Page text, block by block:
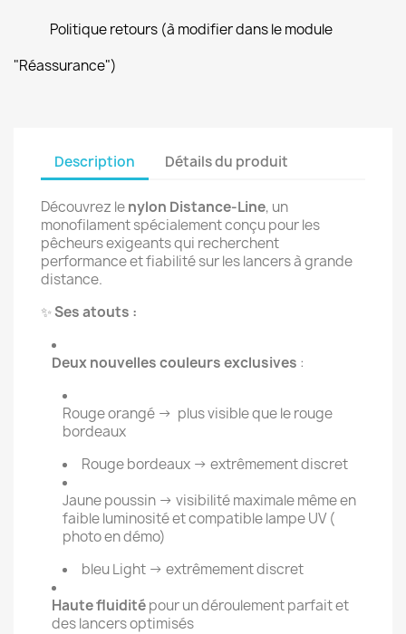
Politique retours (à modifier dans le module
"Réassurance")
Description Détails du produit
Découvrez lenylon Distance-Line, un
monofilament spécialement conçu pour les
pêcheurs exigeants qui recherchent
performance et fiabilité sur les lancers à grande
distance.
✨Ses atouts :
Deux nouvelles couleurs exclusives :
Rouge orangé → plus visible que le rouge
bordeaux
Rouge bordeaux → extrêmement discret
Jaune poussin → visibilité maximale même en
faible luminosité et compatible lampe UV (
photo en démo)
bleu Light → extrêmement discret
Haute fluiditépour un déroulement parfait et
des lancers optimisés